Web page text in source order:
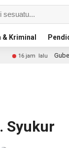
& Kriminal
16 jam lalu
Syukur